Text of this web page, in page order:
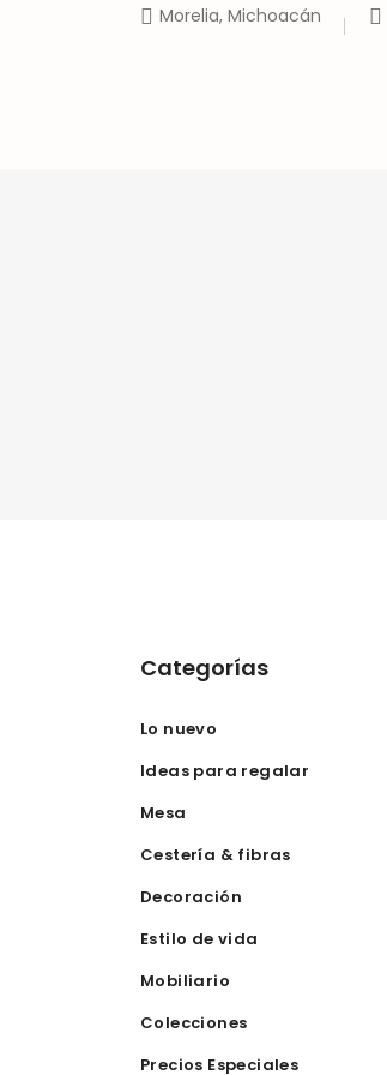
Morelia, Michoacán
Categorías
Lo nuevo
Ideas para regalar
Mesa
Cestería & fibras
Decoración
Estilo de vida
Mobiliario
Colecciones
Precios Especiales